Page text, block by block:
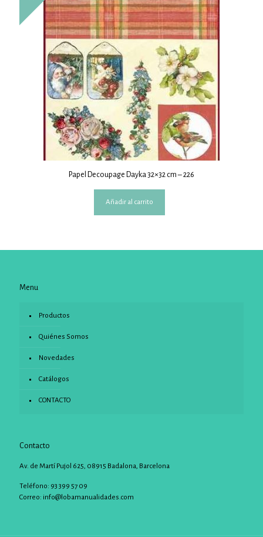
Papel Decoupage Dayka 32×32 cm – 226
Añadir al carrito
Menu
Productos
Quiénes Somos
Novedades
Catálogos
CONTACTO
Contacto
Av. de Martí Pujol 625, 08915 Badalona, Barcelona
Teléfono: 93 399 57 09
Correo: info@lobamanualidades.com